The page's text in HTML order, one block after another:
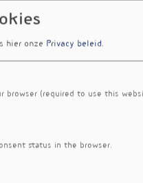
hier onze Privacy beleid.
browser (required to use this
status in the browser.